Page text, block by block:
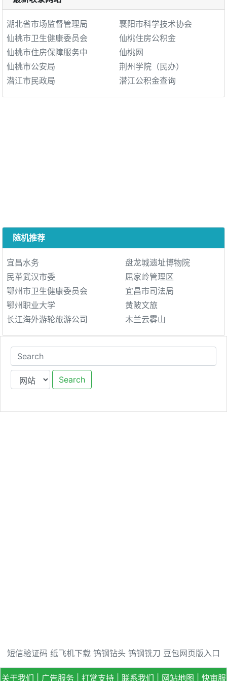
湖北省市场监督管理局
襄阳市科学技术协会
仙桃市卫生健康委员会
仙桃住房公积金
仙桃市住房保障服务中
仙桃网
仙桃市公安局
荆州学院（民办）
潜江市民政局
潜江公积金查询
随机推荐
宜昌水务
盘龙城遗址博物院
民革武汉市委
屈家岭管理区
鄂州市卫生健康委员会
宜昌市司法局
鄂州职业大学
黄陂文旅
长江海外游轮旅游公司
木兰云雾山
Search
短信验证码 纸飞机下载 钨钢钻头 钨钢铣刀 豆包网页版入口
关于我们 广告服务| 打赏支持| 联系我们 网站地图 快审服